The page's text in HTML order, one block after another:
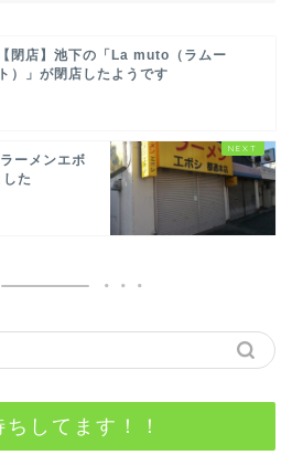
【閉店】池下の「La muto（ラムー
ト）」が閉店したようです
ーメンエボ
た
してます！！